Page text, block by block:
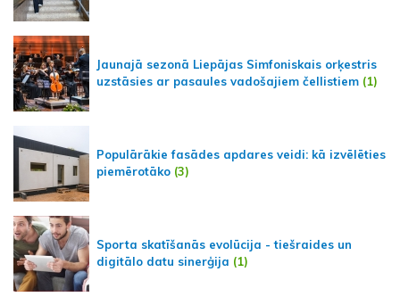
Jaunajā sezonā Liepājas Simfoniskais orķestris
uzstāsies ar pasaules vadošajiem čellistiem (1)
Populārākie fasādes apdares veidi: kā izvēlēties
piemērotāko (3)
Sporta skatīšanās evolūcija - tiešraides un
digitālo datu sinerģija (1)